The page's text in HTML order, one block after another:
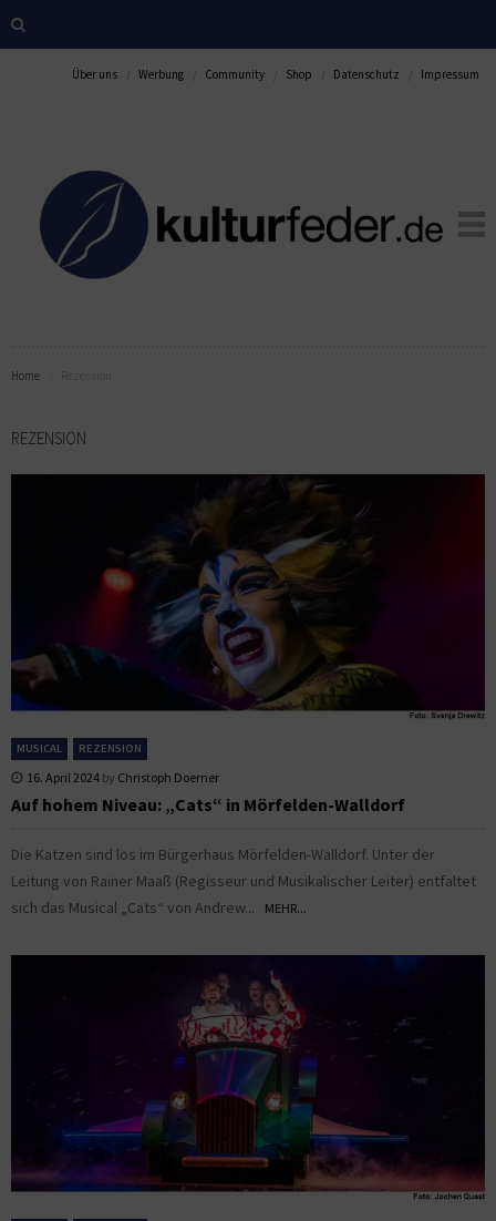
Über uns Werbung Community Shop Datenschutz Impressum
Home
REZENSION
MUSICAL REZENSION
16. April 2024 by Christoph Doerner
Auf hohem Niveau: „Cats“ in Mörfelden-Walldorf
Die Katzen sind los im Bürgerhaus Mörfelden-Walldorf. Unter der
Leitung von Rainer Maaß (Regisseur und Musikalischer Leiter) entfaltet
sich das Musical „Cats“ von Andrew...
MEHR...